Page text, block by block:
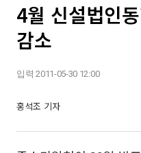
4월 신설법인
감소
입력 2011-05-30 12:00
홍석조 기자